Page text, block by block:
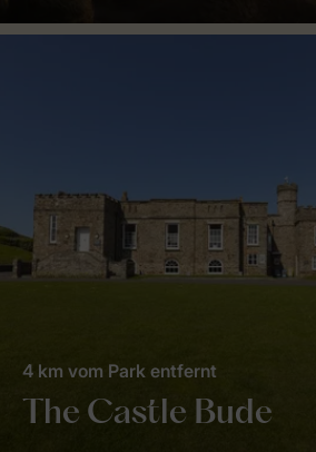
The Castle Bude
4 km vom Park entfernt